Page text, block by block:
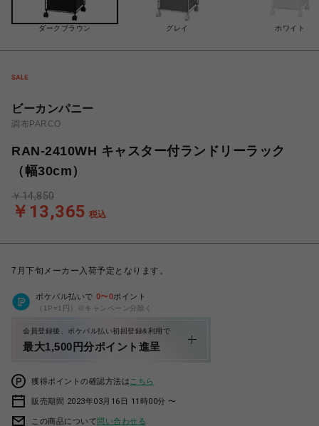
ダークブラウン グレイ ホワイト
ビーカンパニー
調布PARCO
RAN-2410WH キャスター付ランドリーラック
（幅30cm）
￥13,365 税込
￥14,850
7月下旬メーカー入荷予定となります。
ポケパル払いで 0〜0ポイント
（1P=1円）※キャンペーン分除く
会員登録後、ポケパル払い初回登録&利用で
最大1,500円分ポイント進呈
獲得ポイントの確認方法は こちら
販売期間 2023年03月16日 11時00分 〜
この商品について問い合わせる